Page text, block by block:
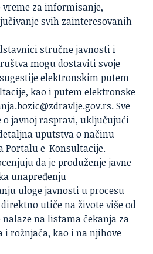
vreme za informisanje,
svih zainteresovanih
stručne javnosti i
mogu dostaviti svoje
elektronskim putem
, kao i putem elektronske
. Sve
javnoj raspravi, uključujući
uputstva o načinu
Portalu e-Konsultacije.
da je produženje javne
unapređenju
uloge javnosti u procesu
utiče na živote više od
nalaze na listama čekanja za
rožnjača, kao i na njihove